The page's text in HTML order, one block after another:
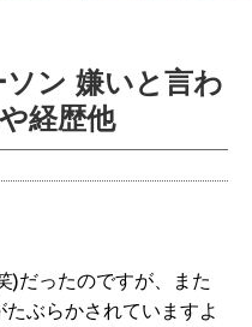
ン 嫌いと言わ
経歴他
)だったのですが、また
ぶらかされていますよ